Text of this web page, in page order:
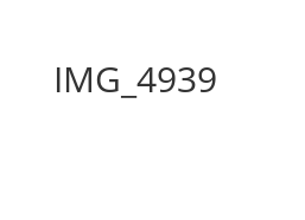
IMG_4939